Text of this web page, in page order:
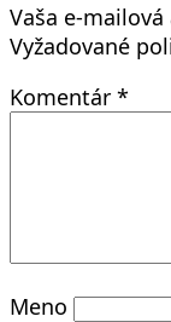
Vaša e-
Vyžadované
Komentár *
Meno